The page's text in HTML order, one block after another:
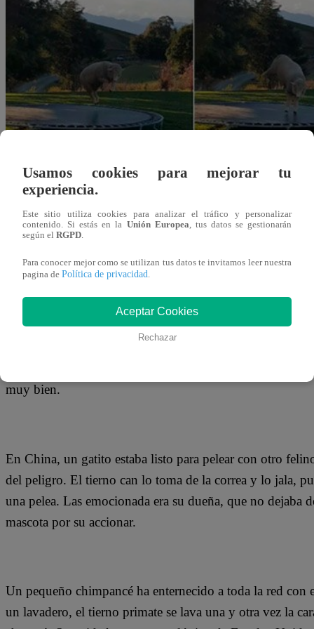
15 de agosto 2018
muy bien.
En China, un gatito estaba listo para pelear con otro
del peligro. El tierno can lo toma de la correa y lo jala,
una pelea. Las emocionada era su dueña, que no
mascota por su accionar.
Un pequeño chimpancé ha enternecido a toda la red con
un lavadero, el tierno primate se lava una y otra vez la
Usamos cookies para mejorar tu
experiencia.
Este sitio utiliza cookies para analizar el tráfico y personalizar
contenido. Si estás en la Unión Europea, tus datos se gestionarán
según el RGPD.
Para conocer mejor como se utilizan tus datos te invitamos leer nuestra
pagina de Política de privacidad.
Aceptar Cookies
Rechazar